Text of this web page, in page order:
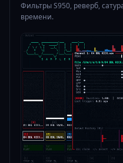
Фильтры S950, реверб,
времени.